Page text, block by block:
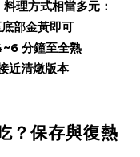
理方式相當多元：
部金黃即可
分鐘至全熟
近清燉版本
？保存與復熱